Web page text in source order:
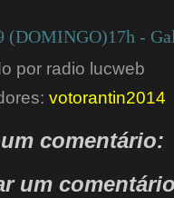
(DOMINGO)17h -
por radio lucweb
votorantin2014
comentário:
um comentário